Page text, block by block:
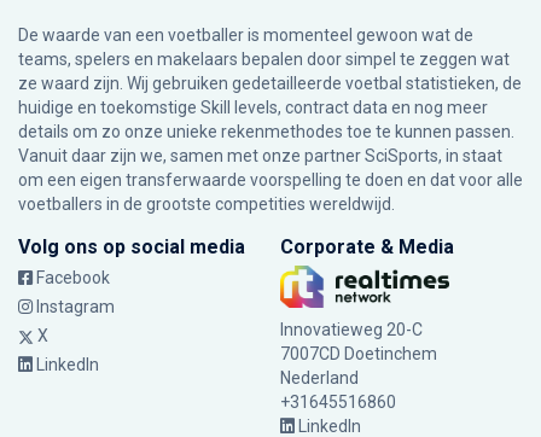
De waarde van een voetballer is momenteel gewoon wat de
teams, spelers en makelaars bepalen door simpel te zeggen wat
ze waard zijn. Wij gebruiken gedetailleerde voetbal statistieken, de
huidige en toekomstige Skill levels, contract data en nog meer
details om zo onze unieke rekenmethodes toe te kunnen passen.
Vanuit daar zijn we, samen met onze partner SciSports, in staat
om een eigen transferwaarde voorspelling te doen en dat voor alle
voetballers in de grootste competities wereldwijd.
Volg ons op social media
Facebook
Instagram
X
LinkedIn
Corporate & Media
Innovatieweg 20-C
7007CD Doetinchem
Nederland
+31645516860
LinkedIn